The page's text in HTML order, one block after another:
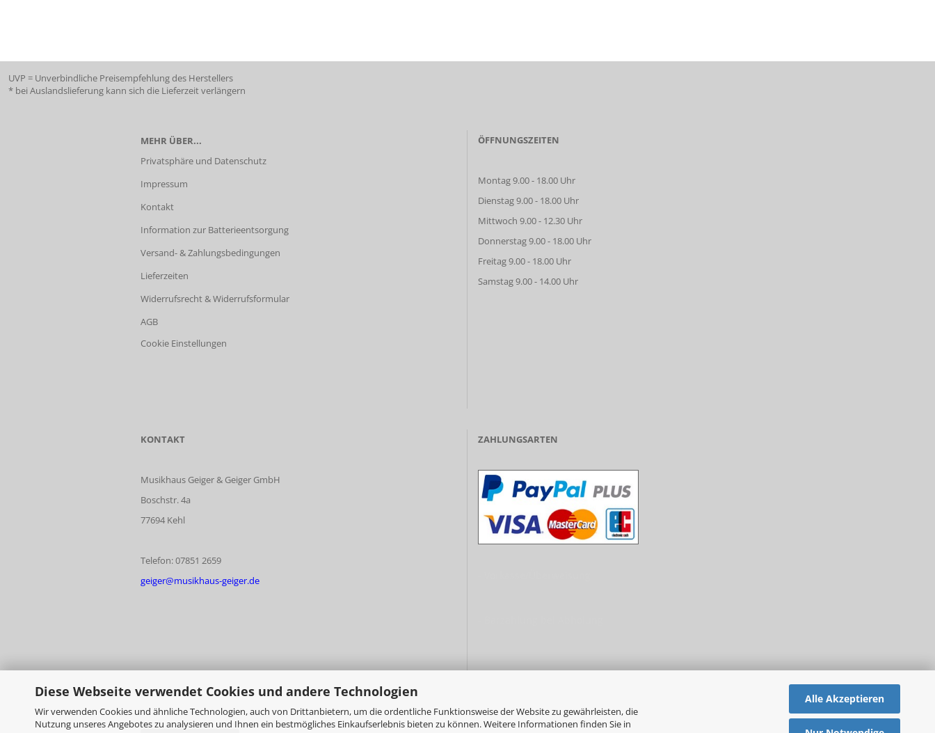
Diese Webseite verwendet Cookies und andere Technologien
Wir verwenden Cookies und ähnliche Technologien, auch von Drittanbietern, um die ordentliche Funktionsweise der Website zu gewährleisten, die
Nutzung unseres Angebotes zu analysieren und Ihnen ein bestmögliches Einkaufserlebnis bieten zu können. Weitere Informationen finden Sie in
Alle Akzeptieren
UVP = Unverbindliche Preisempfehlung des Herstellers
* bei Auslandslieferung kann sich die Lieferzeit verlängern
MEHR ÜBER...
Privatsphäre und Datenschutz
Impressum
Kontakt
Information zur Batterieentsorgung
Versand- & Zahlungsbedingungen
Lieferzeiten
Widerrufsrecht & Widerrufsformular
AGB
Cookie Einstellungen
ÖFFNUNGSZEITEN
Montag 9.00 - 18.00 Uhr
Dienstag 9.00 - 18.00 Uhr
Mittwoch 9.00 - 12.30 Uhr
Donnerstag 9.00 - 18.00 Uhr
Freitag 9.00 - 18.00 Uhr
Samstag 9.00 - 14.00 Uhr
KONTAKT
Musikhaus Geiger & Geiger GmbH
Boschstr. 4a
77694 Kehl
Telefon: 07851 2659
geiger@musikhaus-geiger.de
ZAHLUNGSARTEN